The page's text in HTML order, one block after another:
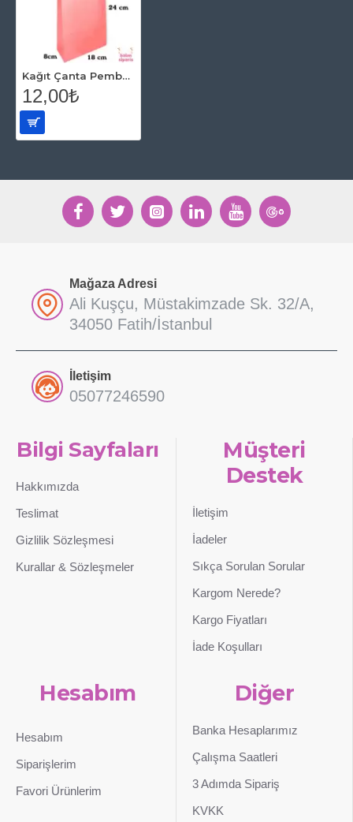
Kağıt Çanta Pembe (18x24 cm)
12,00₺
Mağaza Adresi
Ali Kuşçu, Müstakimzade Sk. 32/A,
34050 Fatih/İstanbul
İletişim
05077246590
Bilgi Sayfaları
Hakkımızda
Teslimat
Gizlilik Sözleşmesi
Kurallar & Sözleşmeler
Müşteri
Destek
İletişim
İadeler
Sıkça Sorulan Sorular
Kargom Nerede?
Kargo Fiyatları
İade Koşulları
Hesabım
Hesabım
Siparişlerim
Favori Ürünlerim
Diğer
Banka Hesaplarımız
Çalışma Saatleri
3 Adımda Sipariş
KVKK